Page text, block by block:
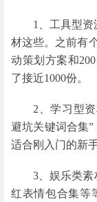
1、工具型资
材这些。之前有
动策划方案和
了接近1000份。
2、学习型
避坑关键词合集
适合刚入门的新
3、娱乐类
红表情包合集等